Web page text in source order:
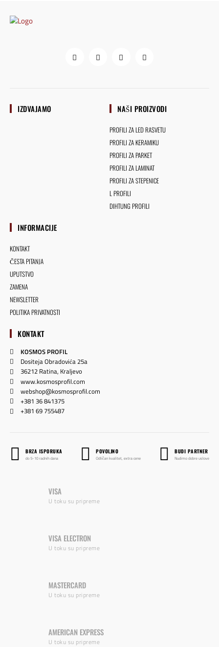
IZDVAJAMO NAŠI PROIZVODI
PROFILI ZA LED RASVETU
PROFILI ZA KERAMIKU
PROFILI ZA PARKET
PROFILI ZA LAMINAT
PROFILI ZA STEPENICE
L PROFILI
DIHTUNG PROFILI
INFORMACIJE
KONTAKT
ČESTA PITANJA
UPUTSTVO
ZAMENA
NEWSLETTER
POLITIKA PRIVATNOSTI
KONTAKT
KOSMOS PROFIL
Dositeja Obradovića 25a
36212 Ratina, Kraljevo
www.kosmosprofil.com
webshop@kosmosprofil.com
+381 36 841375
+381 69 755487
BRZA ISPORUKA
do 5-10 radnih dana
POVOLJNO
Odličan kvalitet, extra cene
BUDI PARTNER
Nudimo dobre uslove
VISA
U toku su pripreme
VISA ELECTRON
U toku su pripreme
MASTERCARD
U toku su pripreme
AMERICAN EXPRESS
U toku su pripreme